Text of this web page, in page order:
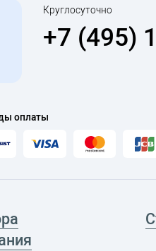
Круглосуточно
+7 (495)
оплаты